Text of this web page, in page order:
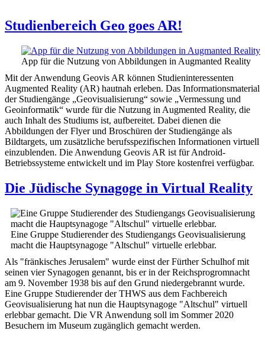
Studienbereich Geo goes AR!
App für die Nutzung von Abbildungen in Augmanted Reality
Mit der Anwendung Geovis AR können Studieninteressenten
Augmented Reality (AR) hautnah erleben. Das Informationsmaterial
der Studiengänge „Geovisualisierung“ sowie „Vermessung und
Geoinformatik“ wurde für die Nutzung in Augmented Reality, die
auch Inhalt des Studiums ist, aufbereitet. Dabei dienen die
Abbildungen der Flyer und Broschüren der Studiengänge als
Bildtargets, um zusätzliche berufsspezifischen Informationen virtuell
einzublenden. Die Anwendung Geovis AR ist für Android-
Betriebssysteme entwickelt und im Play Store kostenfrei verfügbar.
Die Jüdische Synagoge in Virtual Reality
Eine Gruppe Studierender des Studiengangs Geovisualisierung
macht die Hauptsynagoge "Altschul" virtuelle erlebbar.
Als "fränkisches Jerusalem" wurde einst der Fürther Schulhof mit
seinen vier Synagogen genannt, bis er in der Reichsprogromnacht
am 9. November 1938 bis auf den Grund niedergebrannt wurde.
Eine Gruppe Studierender der THWS aus dem Fachbereich
Geovisualisierung hat nun die Hauptsynagoge "Altschul" virtuell
erlebbar gemacht. Die VR Anwendung soll im Sommer 2020
Besuchern im Museum zugänglich gemacht werden.